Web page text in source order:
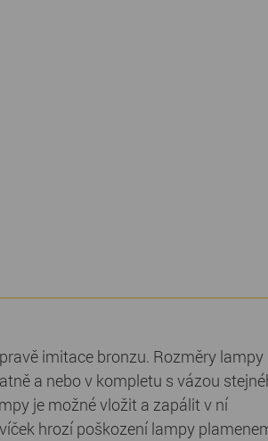
imitace bronzu. Rozměry lampy
a nebo v kompletu s vázou
je možné vložit a zapálit v ní
hrozí poškození lampy